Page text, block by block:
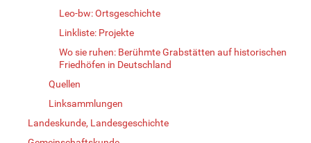
Leo-bw: Ortsgeschichte
Linkliste: Projekte
Wo sie ruhen: Berühmte Grabstätten auf historischen
Friedhöfen in Deutschland
Quellen
Linksammlungen
Landeskunde, Landesgeschichte